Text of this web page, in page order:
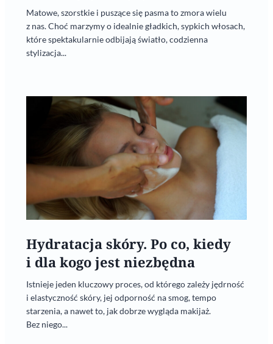
Matowe, szorstkie i puszące się pasma to zmora wielu
z nas. Choć marzymy o idealnie gładkich, sypkich włosach,
które spektakularnie odbijają światło, codzienna
stylizacja...
Hydratacja skóry. Po co, kiedy
i dla kogo jest niezbędna
Istnieje jeden kluczowy proces, od którego zależy jędrność
i elastyczność skóry, jej odporność na smog, tempo
starzenia, a nawet to, jak dobrze wygląda makijaż.
Bez niego...